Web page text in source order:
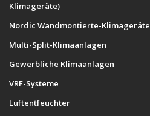
Klimageräte)
Nordic Wandmontierte-Klimageräte
Multi-Split-Klimaanlagen
Gewerbliche Klimaanlagen
VRF-Systeme
Luftentfeuchter